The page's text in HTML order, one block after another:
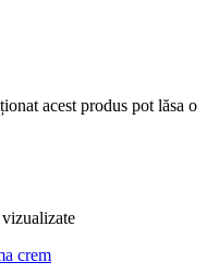
acest produs pot lăsa o